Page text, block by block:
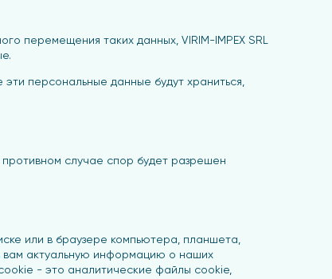
перемещения таких данных, VIRIM-IMPEX SRL
персональные данные будут храниться,
случае спор будет разрешен
или в браузере компьютера, планшета,
вам актуальную информацию о наших
- это аналитические файлы cookie,